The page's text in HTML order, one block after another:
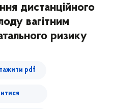
дистанційного
вагітним
ризику
pdf